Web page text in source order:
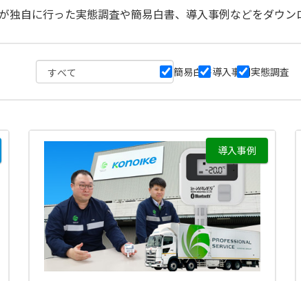
独自に行った実態調査や簡易白書、導入事例などをダウン
簡易白書導入事例実態調査
導入事例